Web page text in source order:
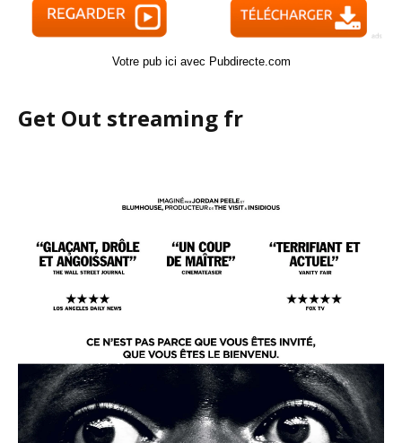
Votre pub ici avec Pubdirecte.com
Get Out streaming fr